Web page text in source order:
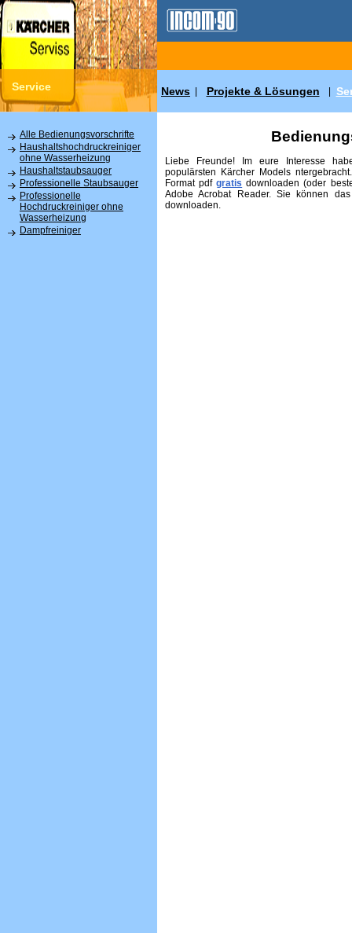
Service News Projekte & Lösungen
Alle Bedienungsvorschrifte
Haushaltshochdruckreiniger
ohne Wasserheizung
Haushaltstaubsauger
Professionelle Staubsauger
Professionelle
Hochdruckreiniger ohne
Wasserheizung
Dampfreiniger
Liebe Freunde! Im eure Interesse
populärsten Kärcher Models
Format pdfgratis downloaden (oder
Adobe Acrobat Reader. Sie können
downloaden.